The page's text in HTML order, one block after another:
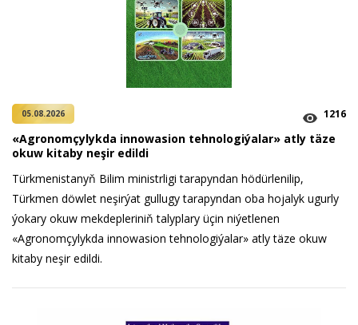
05.08.2026 1216
«Agronomçylykda innowasion tehnologiýalar» atly täze
okuw kitaby neşir edildi
Türkmenistanyň Bilim ministrligi tarapyndan hödürlenilip,
Türkmen döwlet neşirýat gullugy tarapyndan oba hojalyk ugurly
ýokary okuw mekdepleriniň talyplary üçin niýetlenen
«Agronomçylykda innowasion tehnologiýalar» atly täze okuw
kitaby neşir edildi.